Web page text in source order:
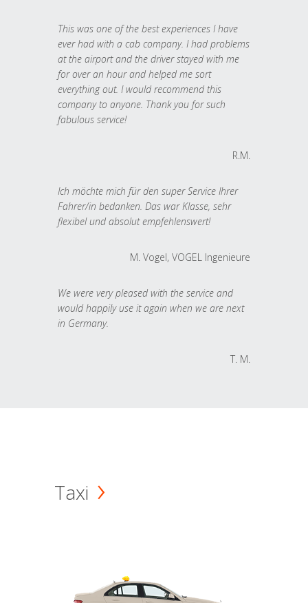
This was one of the best experiences I have
ever had with a cab company. I had problems
at the airport and the driver stayed with me
for over an hour and helped me sort
everything out. I would recommend this
company to anyone. Thank you for such
fabulous service!
R.M.
Ich möchte mich für den super Service Ihrer
Fahrer/in bedanken. Das war Klasse, sehr
flexibel und absolut empfehlenswert!
M. Vogel, VOGEL Ingenieure
We were very pleased with the service and
would happily use it again when we are next
in Germany.
T. M.
Taxi